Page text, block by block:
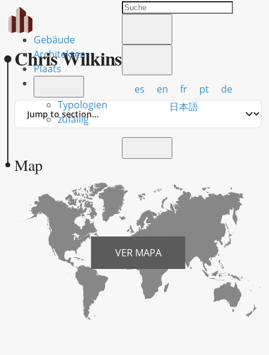
Gebäude
Architekten
Plaats
Typologien
zufällig
es en fr pt
de
日本語
Chris Wilkinson
Jump
Map
VER MAPA